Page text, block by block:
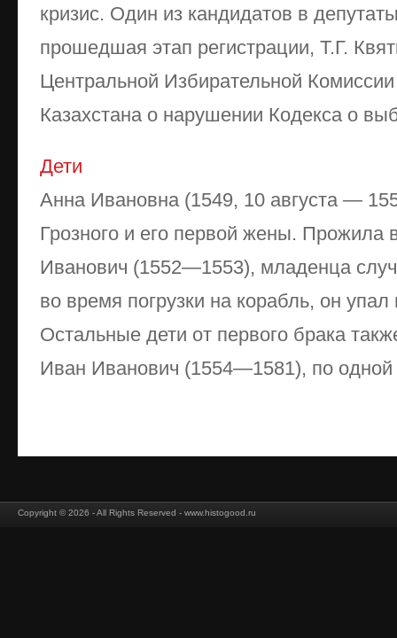
кризис. Один из кандидатов в
прошедшая этап регистрации, Т.Г.
Центральной Избирательной
Казахстана о нарушении Кодекса о
Дети
Анна Ивановна (1549, 10 августа —
Грозного и его первой жены. Прожила
Иванович (1552—1553), младенца
во время погрузки на корабль, он упал
Остальные дети от первого брака
Иван Иванович (1554—1581), по одной
Copyright © 2026 - All Rights Reserved - www.histogood.ru